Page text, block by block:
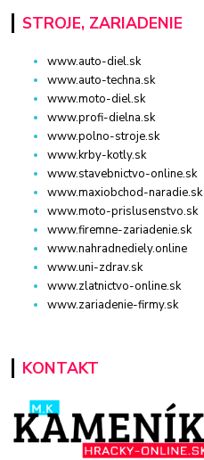
STROJE, ZARIADENIE
www.auto-diel.sk
www.auto-techna.sk
www.moto-diel.sk
www.profi-dielna.sk
www.polno-stroje.sk
www.krby-kotly.sk
www.stavebnictvo-online.sk
www.maxiobchod-naradie.sk
www.moto-prislusenstvo.sk
www.firemne-zariadenie.sk
www.nahradnediely.online
www.uni-zdrav.sk
www.zlatnictvo-online.sk
www.zariadenie-firmy.sk
KONTAKT